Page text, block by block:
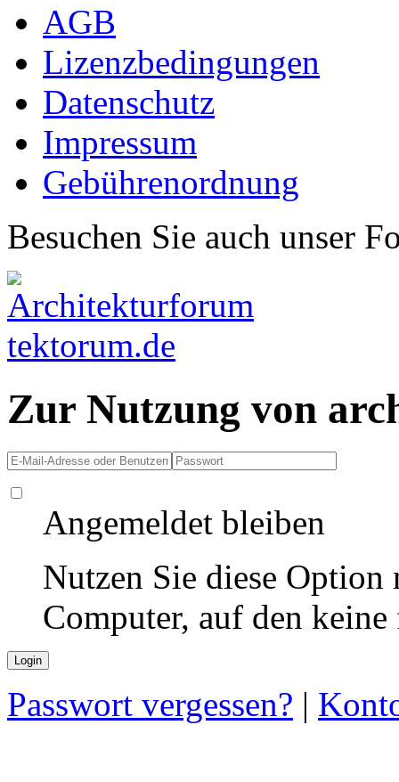
AGB
Lizenzbedingungen
Datenschutz
Impressum
Gebührenordnung
Besuchen Sie auch unser
Zur Nutzung von
Angemeldet bleiben
Nutzen Sie diese
Computer, auf den
Passwort vergessen? |